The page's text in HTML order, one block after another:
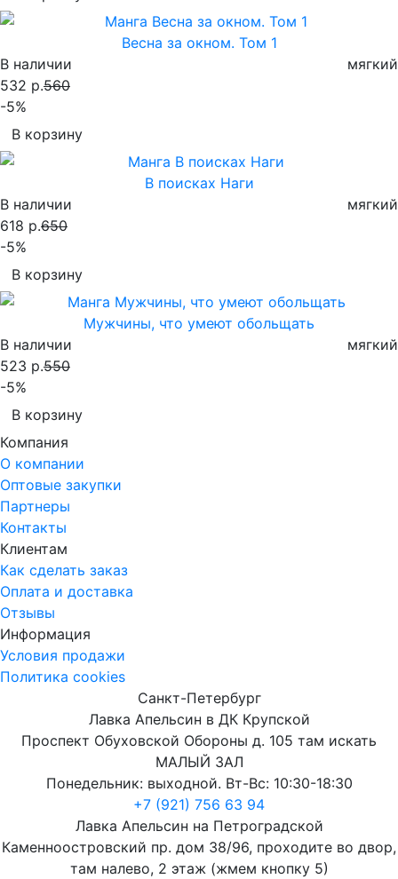
Весна за окном. Том 1
В наличии
мягкий
532 р.560
-5%
В корзину
В поисках Наги
В наличии
мягкий
618 р.650
-5%
В корзину
Мужчины, что умеют обольщать
В наличии
мягкий
523 р.550
-5%
В корзину
Компания
О компании
Оптовые закупки
Партнеры
Контакты
Клиентам
Как сделать заказ
Оплата и доставка
Отзывы
Информация
Условия продажи
Политика cookies
Санкт-Петербург
Лавка Апельсин в ДК Крупской
Проспект Обуховской Обороны д. 105 там искать
МАЛЫЙ ЗАЛ
Понедельник: выходной. Вт-Вс: 10:30-18:30
+7 (921) 756 63 94
Лавка Апельсин на Петроградской
Каменноостровский пр. дом 38/96, проходите во двор,
там налево, 2 этаж (жмем кнопку 5)